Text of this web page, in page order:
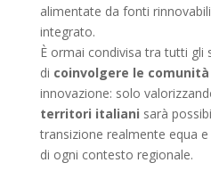
alimentate da fonti
integrato.
È ormai condivisa tra tutti gli
di coinvolgere le
innovazione: solo
territori italiani sarà
transizione realmente equa
di ogni contesto regionale.